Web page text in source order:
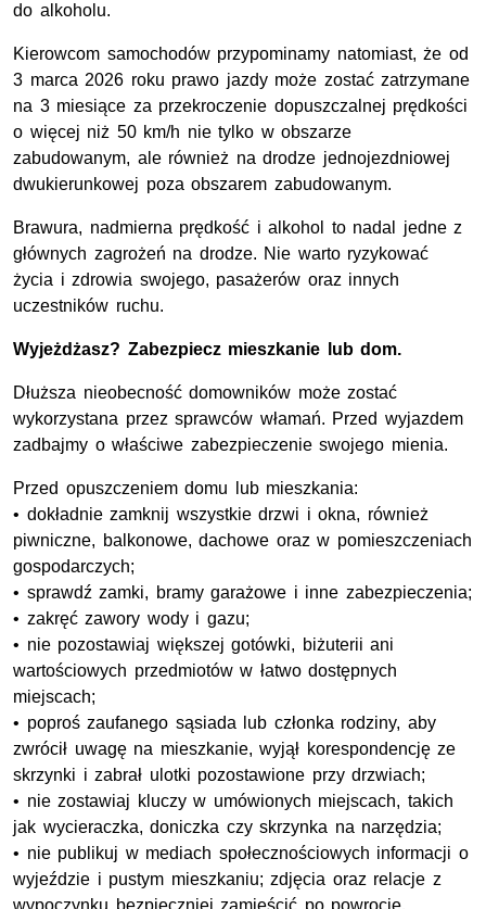
do alkoholu.
Kierowcom samochodów przypominamy natomiast, że od
3 marca 2026 roku prawo jazdy może zostać zatrzymane
na 3 miesiące za przekroczenie dopuszczalnej prędkości
o więcej niż 50 km/h nie tylko w obszarze
zabudowanym, ale również na drodze jednojezdniowej
dwukierunkowej poza obszarem zabudowanym.
Brawura, nadmierna prędkość i alkohol to nadal jedne z
głównych zagrożeń na drodze. Nie warto ryzykować
życia i zdrowia swojego, pasażerów oraz innych
uczestników ruchu.
Wyjeżdżasz? Zabezpiecz mieszkanie lub dom.
Dłuższa nieobecność domowników może zostać
wykorzystana przez sprawców włamań. Przed wyjazdem
zadbajmy o właściwe zabezpieczenie swojego mienia.
Przed opuszczeniem domu lub mieszkania:
• dokładnie zamknij wszystkie drzwi i okna, również
piwniczne, balkonowe, dachowe oraz w pomieszczeniach
gospodarczych;
• sprawdź zamki, bramy garażowe i inne zabezpieczenia;
• zakręć zawory wody i gazu;
• nie pozostawiaj większej gotówki, biżuterii ani
wartościowych przedmiotów w łatwo dostępnych
miejscach;
• poproś zaufanego sąsiada lub członka rodziny, aby
zwrócił uwagę na mieszkanie, wyjął korespondencję ze
skrzynki i zabrał ulotki pozostawione przy drzwiach;
• nie zostawiaj kluczy w umówionych miejscach, takich
jak wycieraczka, doniczka czy skrzynka na narzędzia;
• nie publikuj w mediach społecznościowych informacji o
wyjeździe i pustym mieszkaniu; zdjęcia oraz relacje z